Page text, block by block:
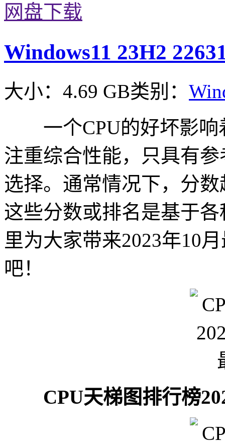
网盘下载
Windows11 23H2
大小：4.69 GB类别：
一个CPU的好坏影响
注重综合性能，只具有
选择。通常情况下，分
这些分数或排名是基于
里为大家带来2023年10
吧！
CPU天梯图排行榜